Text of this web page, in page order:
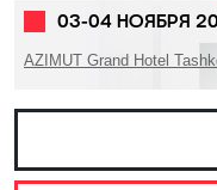
03-04 НОЯБРЯ
AZIMUT Grand Hotel